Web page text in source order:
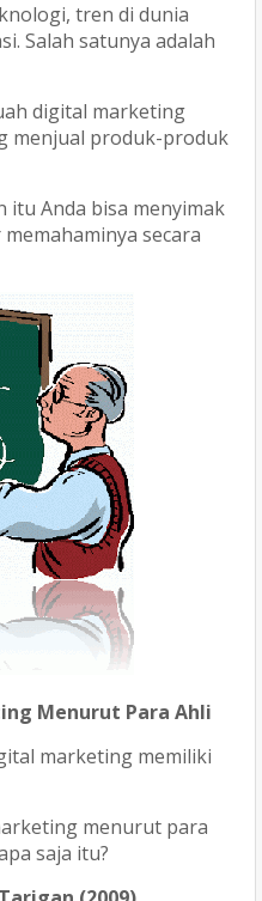
tren di dunia
Salah satunya adalah
digital marketing
menjual produk-produk
itu Anda bisa menyimak
secara
Menurut Para Ahli
marketing memiliki
menurut para
saja itu?